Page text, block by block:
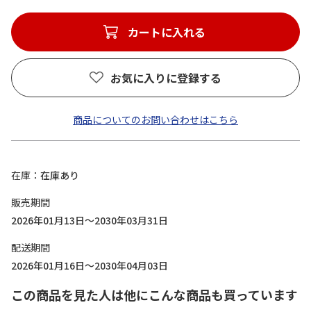
カートに入れる
お気に入りに登録する
商品についてのお問い合わせはこちら
在庫
在庫あり
販売期間
2026年01月13日～2030年03月31日
配送期間
2026年01月16日～2030年04月03日
この商品を見た人は他にこんな商品も買っています